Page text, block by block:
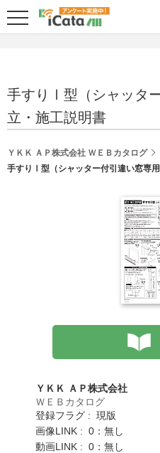
手すりⅠ型（シャッタ
立・施工説明書
ＹＫＫ ＡＰ株式会社 ＷＥＢカタログ
手すりⅠ型（シャッター付引違い窓専
ＹＫＫ ＡＰ株式会社
ＷＥＢカタログ
登録フラグ : 現版
画像LINK : 0：無し
動画LINK : 0：無し